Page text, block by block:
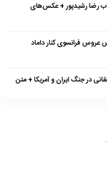
رضا رشیدپور + عکس‌های
عروس فرانسوی کنار داماد
در جنگ ایران و آمریکا + متن